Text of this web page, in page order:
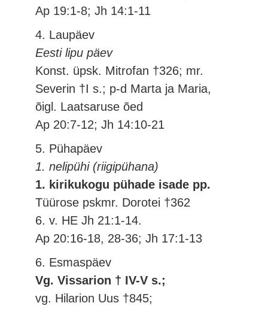
Ap 19:1-8; Jh 14:1-11
4. Laupäev
Eesti lipu päev
Konst. üpsk. Mitrofan †326; mr.
Severin †I s.; p-d Marta ja Maria,
õigl. Laatsaruse õed
Ap 20:7-12; Jh 14:10-21
5. Pühapäev
1. nelipühi (riigipühana)
1. kirikukogu pühade isade pp.
Tüürose pskmr. Dorotei †362
6. v. HE Jh 21:1-14.
Ap 20:16-18, 28-36; Jh 17:1-13
6. Esmaspäev
Vg. Vissarion † IV-V s.;
vg. Hilarion Uus †845;